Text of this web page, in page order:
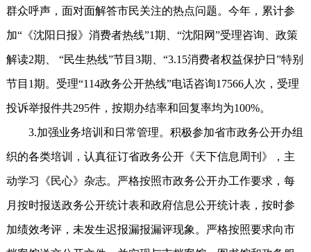
群众呼声，面对面解答市民关注的热点问题。今年，累计参
加“《沈阳日报》消费者热线”1期、“沈阳网”受理咨询、政策
解读2期、 “民生热线”节目3期、“3.15消费者权益保护日”特别
节目1期。受理“114政务公开热线”电话咨询17566人次，受理
投诉举报件共295件，按期办结率和回复率均为100%。
3.加强业务培训和日常管理。积极参加省市政务公开办组
织的各类培训，认真征订省政务公开《天下信息周刊》，主
动学习《民心》杂志。严格按照市政务公开办工作要求，每
月按时报送政务公开统计表和政府信息公开统计表，按时参
加绩效考评，未发生迟报漏报漏评现象。严格按照要求向市